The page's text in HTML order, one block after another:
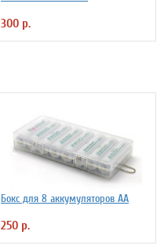
300 р.
Бокс для 8 аккумуляторов АА
250 р.